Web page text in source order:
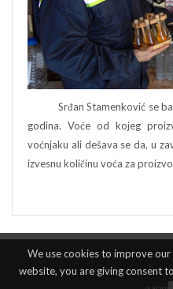
Srđan Stamenković se
godina. Voće od kojeg
voćnjaku ali dešava se da, u
izvesnu količinu voća za
We use cookies to improve
website, you are giving consent